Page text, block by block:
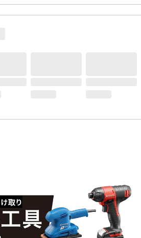
部:スチール 車輪部:スチール・ゴム